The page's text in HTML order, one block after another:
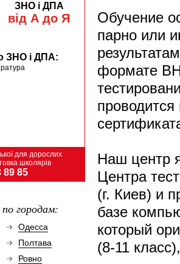
Обучение
парно или
формате
Наш центр
Центра
(г. Киев) и
базе
который
(8-11
ЗНО і ДПА
від А до Я
ЗНО і ДПА:
для дорослих
школярів
89 85
городам:
Одесса
Полтава
Ровно